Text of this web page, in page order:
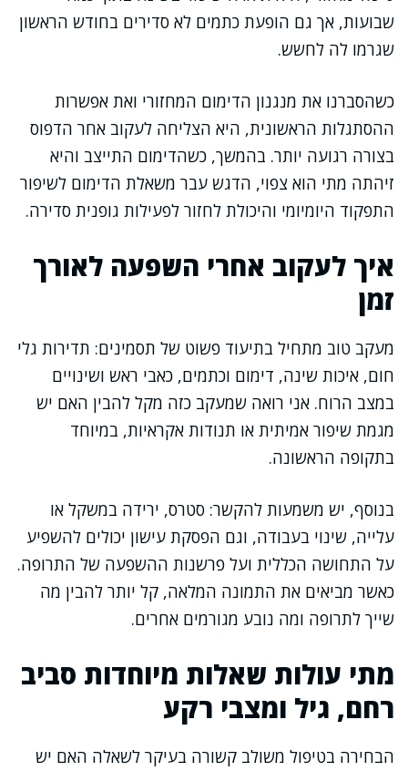
שבועות, אך גם הופעת כתמים לא סדירים בחודש הראשון
שגרמו לה לחשש.
כשהסברנו את מנגנון הדימום המחזורי ואת אפשרות
ההסתגלות הראשונית, היא הצליחה לעקוב אחר הדפוס
בצורה רגועה יותר. בהמשך, כשהדימום התייצב והיא
זיהתה מתי הוא צפוי, הדגש עבר משאלת הדימום לשיפור
התפקוד היומיומי והיכולת לחזור לפעילות גופנית סדירה.
איך לעקוב אחרי השפעה לאורך
זמן
מעקב טוב מתחיל בתיעוד פשוט של תסמינים: תדירות גלי
חום, איכות שינה, דימום וכתמים, כאבי ראש ושינויים
במצב הרוח. אני רואה שמעקב כזה מקל להבין האם יש
מגמת שיפור אמיתית או תנודות אקראיות, במיוחד
בתקופה הראשונה.
בנוסף, יש משמעות להקשר: סטרס, ירידה במשקל או
עלייה, שינוי בעבודה, וגם הפסקת עישון יכולים להשפיע
על התחושה הכללית ועל פרשנות ההשפעה של התרופה.
כאשר מביאים את התמונה המלאה, קל יותר להבין מה
שייך לתרופה ומה נובע מגורמים אחרים.
מתי עולות שאלות מיוחדות סביב
רחם, גיל ומצבי רקע
הבחירה בטיפול משולב קשורה בעיקר לשאלה האם יש